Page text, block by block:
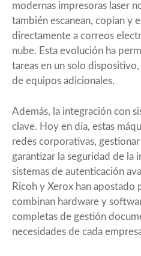
modernas impresoras laser
también escanean, copian y
directamente a correos
nube. Esta evolución ha
tareas en un solo
de equipos adicionales.
Además, la integración con
clave. Hoy en día, estas
redes corporativas,
garantizar la seguridad de la
sistemas de autenticación
Ricoh y Xerox han apostado
combinan hardware y
completas de gestión
necesidades de cada